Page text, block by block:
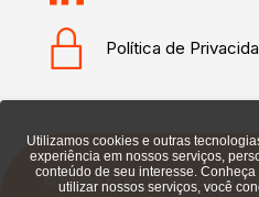
Política de
© Eagle Fire- Todos os
Utilizamos cookies e outras
experiência em nossos serviços,
conteúdo de seu interesse. Conheça
utilizar nossos serviços, você